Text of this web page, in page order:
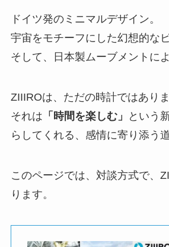
ドイツ発のミニマルデザイン。
宇宙をモチーフにした幻想的な
そして、日本製ムーブメントに
ZIIIROは、ただの時計ではありま
それは 「時間を楽しむ」
という
らしてくれる、感情に寄り添う
このページでは、対談方式で、
ります。